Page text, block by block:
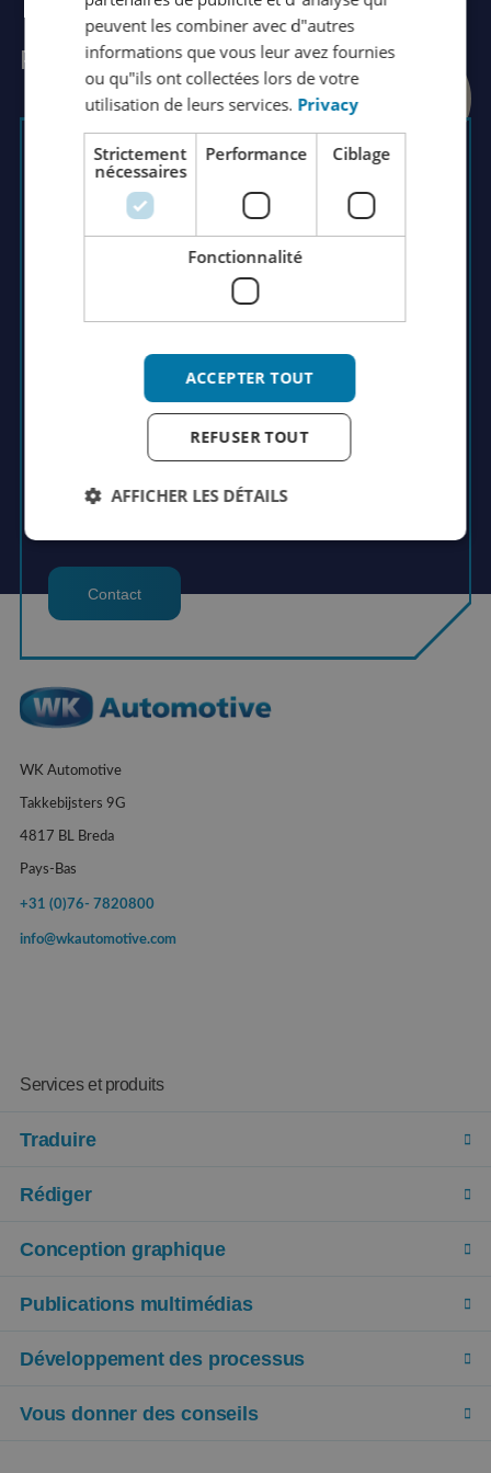
Posez votre question à Rutger
Rutger Groenendijk
Directeur général
Voulez-vous en savoir plus sur nos produits
ou nos services ? Êtes-vous curieux de
découvrir ce que nous pouvons faire pour
rendez-vous pour une présentation
personnelle !
+31 (0)76- 7820800
Contact
WK Automotive
Takkebijsters 9G
4817 BL Breda
Pays-Bas
+31 (0)76- 7820800
info@wkautomotive.com
Services et produits
Traduire
Rédiger
Conception graphique
Publications multimédias
Développement des processus
Vous donner des conseils
CHINESE (SIMPLIFIED)
RUSSIAN
ITALIAN
JAPANESE
peuvent les combiner avec d"autres
informations que vous leur avez fournies
ou qu"ils ont collectées lors de votre
utilisation de leurs services. Privacy
Strictement
nécessaires
Performance Ciblage
Fonctionnalité
ACCEPTER TOUT
REFUSER TOUT
AFFICHER LES DÉTAILS